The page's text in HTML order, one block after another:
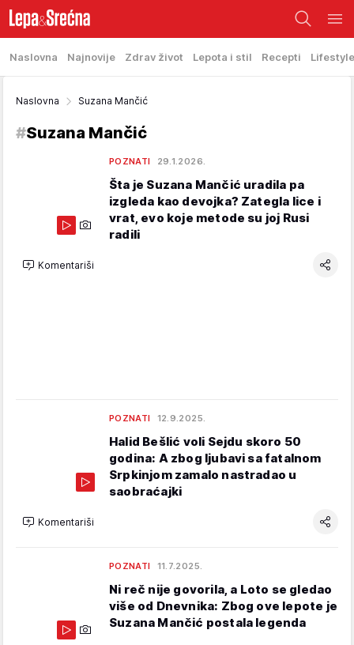
Naslovna Najnovije Zdrav život Lepota i stil Recepti Lifestyle
Naslovna Suzana Mančić
#Suzana Mančić
POZNATI 29.1.2026.
Šta je Suzana Mančić uradila pa
izgleda kao devojka? Zategla lice i
vrat, evo koje metode su joj Rusi
radili
Komentariši
POZNATI 12.9.2025.
Halid Bešlić voli Sejdu skoro 50
godina: A zbog ljubavi sa fatalnom
Srpkinjom zamalo nastradao u
saobraćajki
Komentariši
POZNATI 11.7.2025.
Ni reč nije govorila, a Loto se gledao
više od Dnevnika: Zbog ove lepote je
Suzana Mančić postala legenda